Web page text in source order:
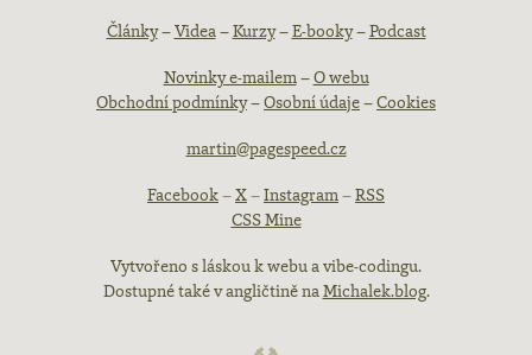
Patička
webu
Články–Videa–Kurzy–E-booky–Podcast
Novinky e-mailem–O webu
Obchodní podmínky–Osobní údaje–Cookies
martin@pagespeed.cz
Facebook–X–Instagram–RSS
CSS Mine
Vytvořeno s láskou k webu a vibe-codingu.
Dostupné také v angličtině naMichalek.blog.